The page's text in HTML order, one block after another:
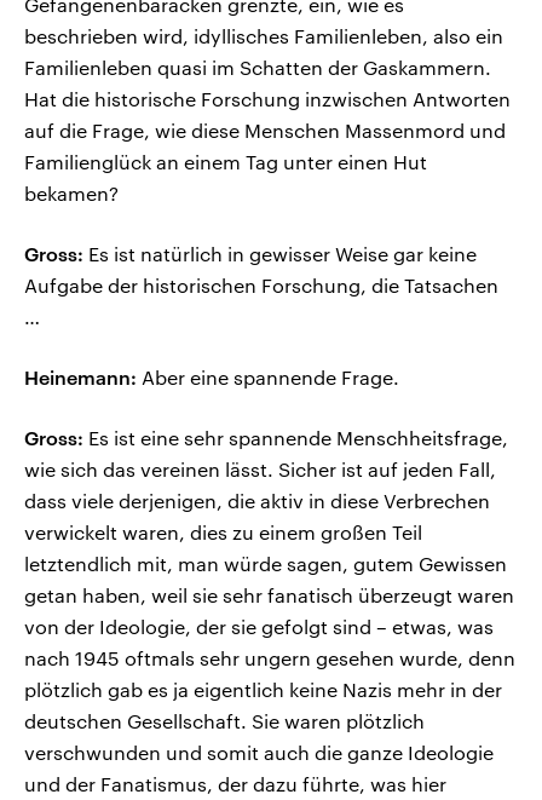
Gefangenenbaracken grenzte, ein, wie es
beschrieben wird, idyllisches Familienleben, also ein
Familienleben quasi im Schatten der Gaskammern.
Hat die historische Forschung inzwischen Antworten
auf die Frage, wie diese Menschen Massenmord und
Familienglück an einem Tag unter einen Hut
bekamen?
Gross: Es ist natürlich in gewisser Weise gar keine
Aufgabe der historischen Forschung, die Tatsachen
…
Heinemann: Aber eine spannende Frage.
Gross: Es ist eine sehr spannende Menschheitsfrage,
wie sich das vereinen lässt. Sicher ist auf jeden Fall,
dass viele derjenigen, die aktiv in diese Verbrechen
verwickelt waren, dies zu einem großen Teil
letztendlich mit, man würde sagen, gutem Gewissen
getan haben, weil sie sehr fanatisch überzeugt waren
von der Ideologie, der sie gefolgt sind – etwas, was
nach 1945 oftmals sehr ungern gesehen wurde, denn
plötzlich gab es ja eigentlich keine Nazis mehr in der
deutschen Gesellschaft. Sie waren plötzlich
verschwunden und somit auch die ganze Ideologie
und der Fanatismus, der dazu führte, was hier